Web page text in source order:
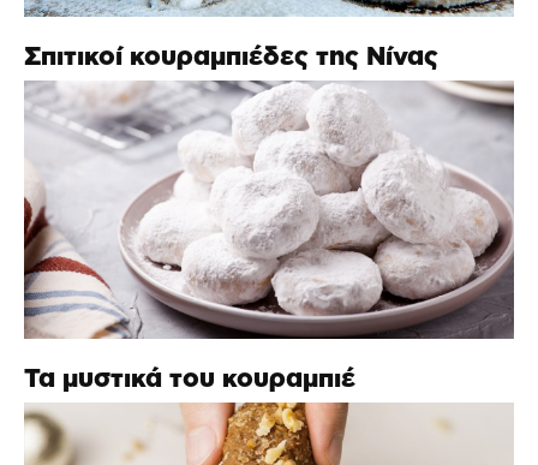
Σπιτικοί κουραμπιέδες της Νίνας
Τα μυστικά του κουραμπιέ